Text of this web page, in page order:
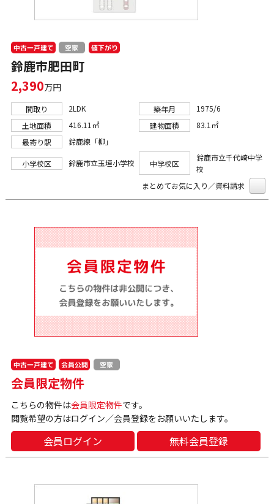
中古一戸建て 空家 値下がり
鈴鹿市肥田町
2,390万円
間取り 2LDK 築年月
1975/6
土地面積
416.11㎡ 建物面積
83.1㎡
最寄り駅
鈴鹿線「柳」
小学校区 鈴鹿市立玉垣小学校 中学校区
鈴鹿市立千代崎中学
校
まとめてお気に入り／資料請求
中古一戸建て 会員公開 空家
会員限定物件
こちらの物件は会員限定物件です。
閲覧希望の方はログイン／会員登録をお願いいたします。
会員ログイン 無料会員登録